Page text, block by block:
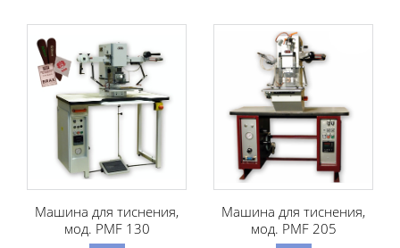
Машина для тиснения,
мод. PMF 130
Машина для тиснения,
мод. PMF 205